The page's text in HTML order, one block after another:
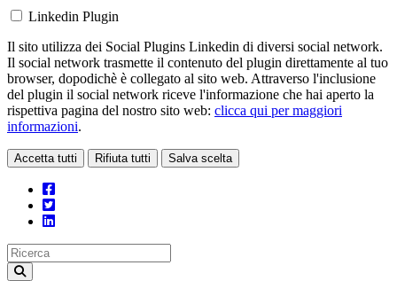
Linkedin Plugin
Il sito utilizza dei Social Plugins Linkedin di diversi social network.
Il social network trasmette il contenuto del plugin direttamente al tuo
browser, dopodichè è collegato al sito web. Attraverso l'inclusione
del plugin il social network riceve l'informazione che hai aperto la
rispettiva pagina del nostro sito web: clicca qui per maggiori
informazioni.
Accetta tutti Rifiuta tutti Salva scelta